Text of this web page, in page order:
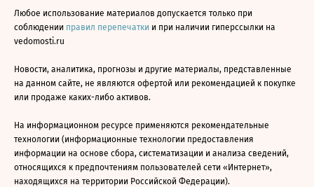
Любое использование материалов допускается только при
соблюдении правил перепечатки и при наличии гиперссылки на
vedomosti.ru
Новости, аналитика, прогнозы и другие материалы, представленные
на данном сайте, не являются офертой или рекомендацией к покупке
или продаже каких-либо активов.
На информационном ресурсе применяются рекомендательные
технологии (информационные технологии предоставления
информации на основе сбора, систематизации и анализа сведений,
относящихся к предпочтениям пользователей сети «Интернет»,
находящихся на территории Российской Федерации).